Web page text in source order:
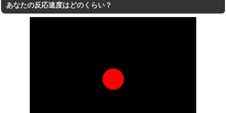
あなたの反応速度はどのくらい？